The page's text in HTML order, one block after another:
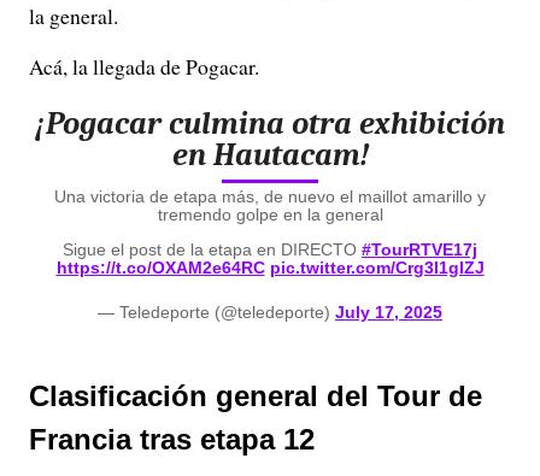
la general.
Acá, la llegada de Pogacar.
¡Pogacar culmina otra exhibición
en Hautacam!
Una victoria de etapa más, de nuevo el maillot amarillo y
tremendo golpe en la general
Sigue el post de la etapa en DIRECTO #TourRTVE17j
https://t.co/OXAM2e64RC pic.twitter.com/Crg3l1gIZJ
— Teledeporte (@teledeporte) July 17, 2025
Clasificación general del Tour de
Francia tras etapa 12